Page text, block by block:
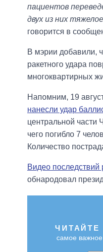
пациентов
двух из них
говорится в
В мэрии добавили,
ракетного удара
многоквартирных
Напомним, 19
нанесли удар
центральной части
чего погибло 7
Количество
Видео последствий
обнародовал
ЧИТАЙТЕ
самое